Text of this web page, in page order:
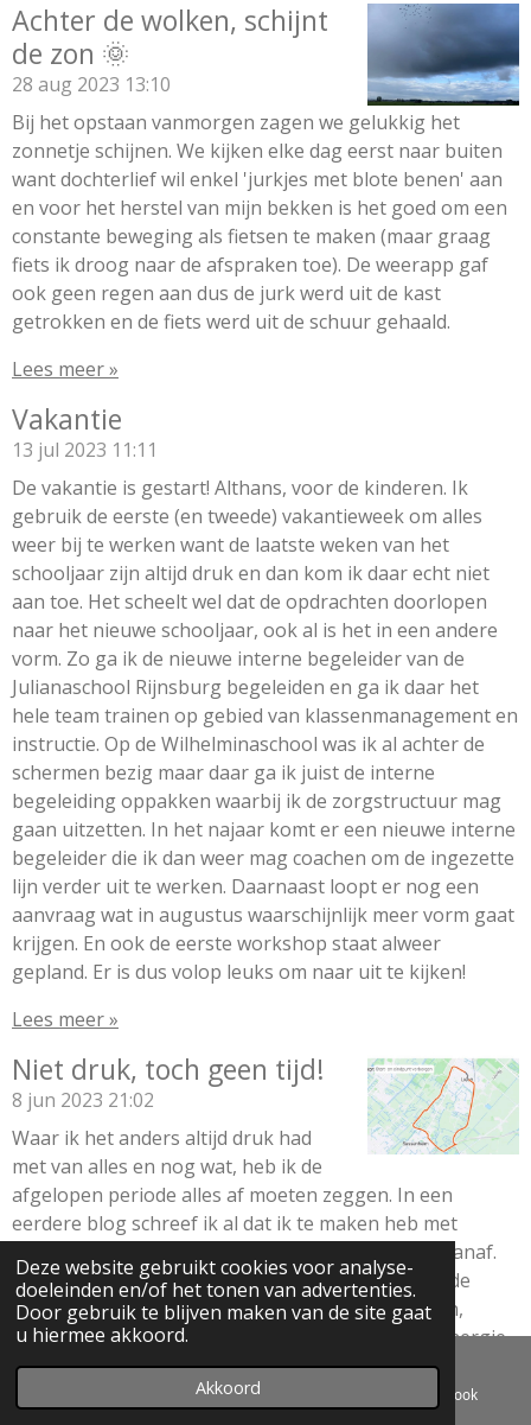
Deze website gebruikt cookies voor analyse-
doeleinden en/of het tonen van advertenties.
Door gebruik te blijven maken van de site gaat
u hiermee akkoord.
Akkoord
Achter de wolken, schijnt
de zon 🌞
28 aug 2023 13:10
Bij het opstaan vanmorgen zagen we gelukkig het
zonnetje schijnen. We kijken elke dag eerst naar buiten
want dochterlief wil enkel 'jurkjes met blote benen' aan
en voor het herstel van mijn bekken is het goed om een
constante beweging als fietsen te maken (maar graag
fiets ik droog naar de afspraken toe). De weerapp gaf
ook geen regen aan dus de jurk werd uit de kast
getrokken en de fiets werd uit de schuur gehaald.
Lees meer »
Vakantie
13 jul 2023 11:11
De vakantie is gestart! Althans, voor de kinderen. Ik
gebruik de eerste (en tweede) vakantieweek om alles
weer bij te werken want de laatste weken van het
schooljaar zijn altijd druk en dan kom ik daar echt niet
aan toe. Het scheelt wel dat de opdrachten doorlopen
naar het nieuwe schooljaar, ook al is het in een andere
vorm. Zo ga ik de nieuwe interne begeleider van de
Julianaschool Rijnsburg begeleiden en ga ik daar het
hele team trainen op gebied van klassenmanagement en
instructie. Op de Wilhelminaschool was ik al achter de
schermen bezig maar daar ga ik juist de interne
begeleiding oppakken waarbij ik de zorgstructuur mag
gaan uitzetten. In het najaar komt er een nieuwe interne
begeleider die ik dan weer mag coachen om de ingezette
lijn verder uit te werken. Daarnaast loopt er nog een
aanvraag wat in augustus waarschijnlijk meer vorm gaat
krijgen. En ook de eerste workshop staat alweer
gepland. Er is dus volop leuks om naar uit te kijken!
Lees meer »
Niet druk, toch geen tijd!
8 jun 2023 21:02
Waar ik het anders altijd druk had
met van alles en nog wat, heb ik de
afgelopen periode alles af moeten zeggen. In een
eerdere blog schreef ik al dat ik te maken heb met
bekkeninstabliliteit. En helaas ben ik er nog niet vanaf.
We zijn echt bezig met een ‘reset’ wat inhoud dat de
dagen gevuld zijn met werk, oefeningen, bewegen,
rusten en bezoekjes aan specialisten. De tijd en energie
die overblijft besteed ik aan mijn gezin. Aan de ene kant
is het echt vervelend. Ik ben dit zó niet gewend en ik ben
Telefoonnummer Facebook